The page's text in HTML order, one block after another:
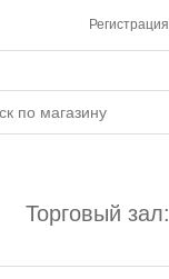
Регистрация
Торговый зал: